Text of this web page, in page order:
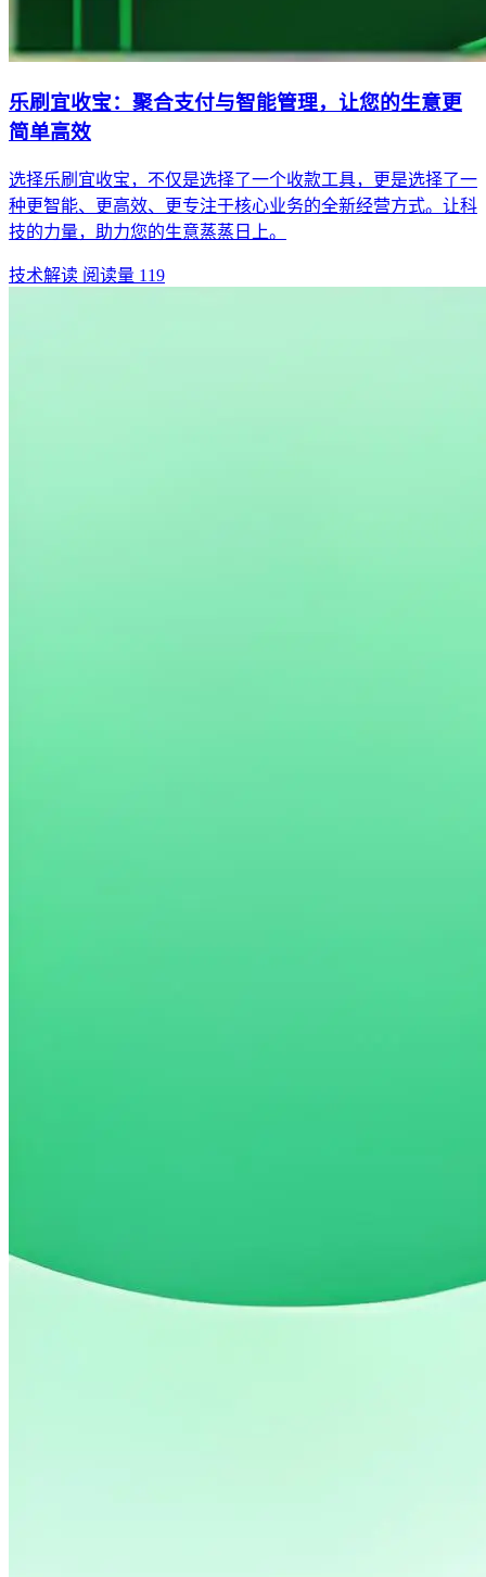
乐刷宜收宝：聚合支付与智能管理，让您的生意更
简单高效
选择乐刷宜收宝，不仅是选择了一个收款工具，更是选择了一
种更智能、更高效、更专注于核心业务的全新经营方式。让科
技的力量，助力您的生意蒸蒸日上。
技术解读 阅读量 119